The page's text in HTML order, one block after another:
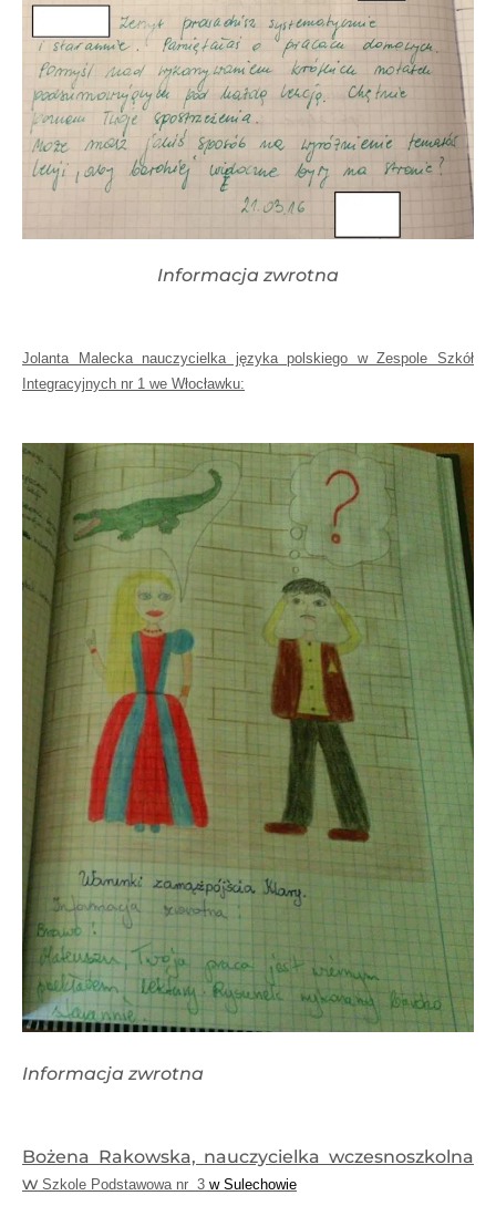
Informacja zwrotna
Jolanta Malecka nauczycielka języka polskiego w Zespole Szkół
Integracyjnych nr 1 we Włocławku:
Informacja zwrotna
Bożena Rakowska, nauczycielka wczesnoszkolna
w Szkole Podstawowa nr 3 w Sulechowie